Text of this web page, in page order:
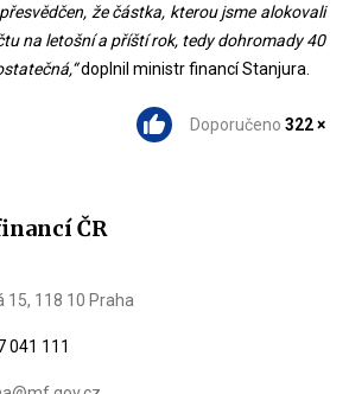
že částka, kterou jsme alokovali
na letošní a příští rok, tedy dohromady 40
doplnil ministr financí Stanjura.
Doporučeno 322 ×
ČR
15, 118 10 Praha
041 111